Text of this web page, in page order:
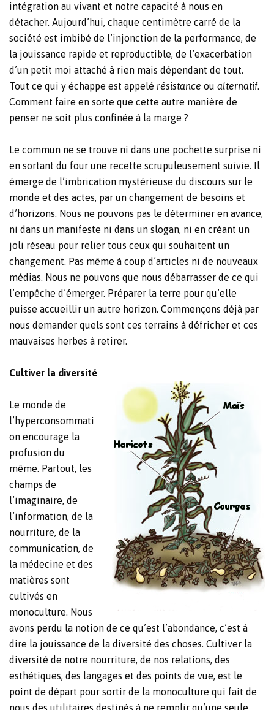
intégration au vivant et notre capacité à nous en
détacher. Aujourd’hui, chaque centimètre carré de la
société est imbibé de l’injonction de la performance, de
la jouissance rapide et reproductible, de l’exacerbation
d’un petit moi attaché à rien mais dépendant de tout.
Tout ce qui y échappe est appelé résistance ou alternatif.
Comment faire en sorte que cette autre manière de
penser ne soit plus confinée à la marge ?
Le commun ne se trouve ni dans une pochette surprise ni
en sortant du four une recette scrupuleusement suivie. Il
émerge de l’imbrication mystérieuse du discours sur le
monde et des actes, par un changement de besoins et
d’horizons. Nous ne pouvons pas le déterminer en avance,
ni dans un manifeste ni dans un slogan, ni en créant un
joli réseau pour relier tous ceux qui souhaitent un
changement. Pas même à coup d’articles ni de nouveaux
médias. Nous ne pouvons que nous débarrasser de ce qui
l’empêche d’émerger. Préparer la terre pour qu’elle
puisse accueillir un autre horizon. Commençons déjà par
nous demander quels sont ces terrains à défricher et ces
mauvaises herbes à retirer.
Cultiver la diversité
Le monde de
l’hyperconsommati
on encourage la
profusion du
même. Partout, les
champs de
l’imaginaire, de
l’information, de la
nourriture, de la
communication, de
la médecine et des
matières sont
cultivés en
monoculture. Nous
avons perdu la notion de ce qu’est l’abondance, c’est à
dire la jouissance de la diversité des choses. Cultiver la
diversité de notre nourriture, de nos relations, des
esthétiques, des langages et des points de vue, est le
point de départ pour sortir de la monoculture qui fait de
nous des utilitaires destinés à ne remplir qu’une seule